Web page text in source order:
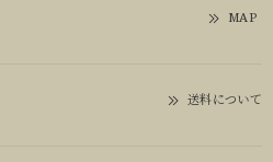
MAP
送料について